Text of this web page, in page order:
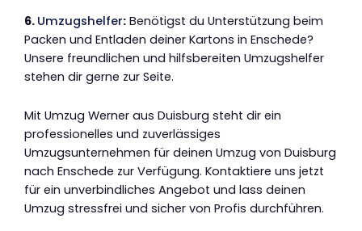
6. Umzugshelfer: Benötigst du Unterstützung beim
Packen und Entladen deiner Kartons in Enschede?
Unsere freundlichen und hilfsbereiten Umzugshelfer
stehen dir gerne zur Seite.
Mit Umzug Werner aus Duisburg steht dir ein
professionelles und zuverlässiges
Umzugsunternehmen für deinen Umzug von Duisburg
nach Enschede zur Verfügung. Kontaktiere uns jetzt
für ein unverbindliches Angebot und lass deinen
Umzug stressfrei und sicher von Profis durchführen.